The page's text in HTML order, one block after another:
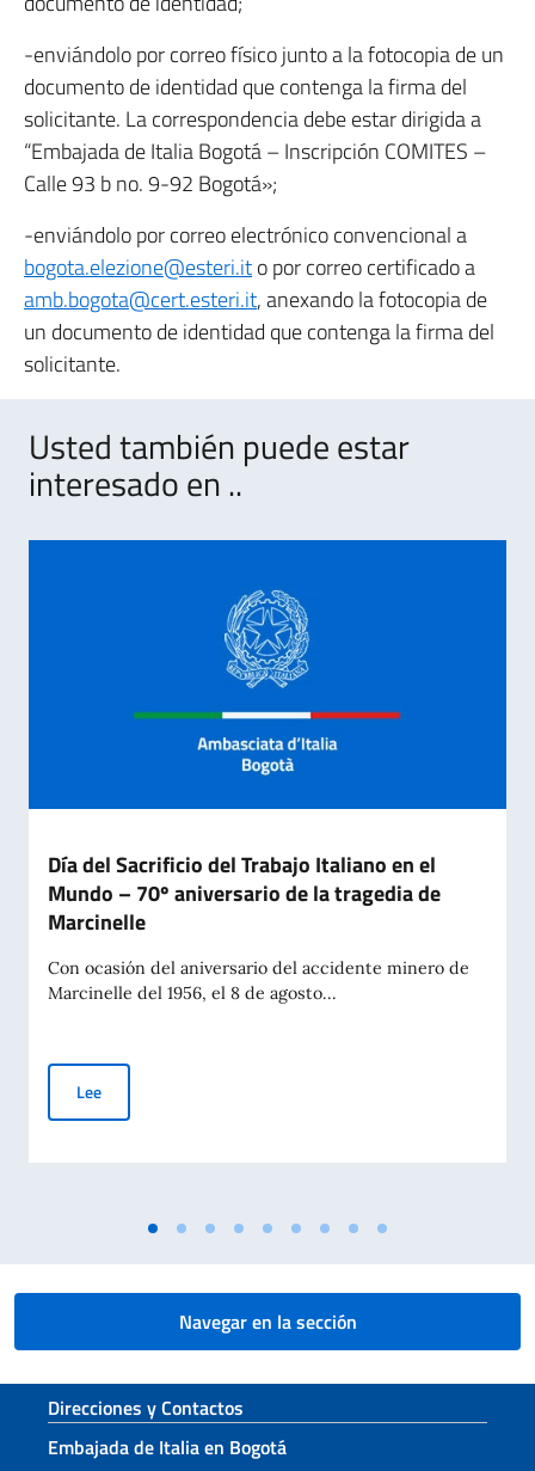
-enviándolo por correo físico junto a la fotocopia de un
documento de identidad que contenga la firma del
solicitante. La correspondencia debe estar dirigida a
“Embajada de Italia Bogotá – Inscripción COMITES –
Calle 93 b no. 9-92 Bogotá»;
-enviándolo por correo electrónico convencional a
bogota.elezione@esteri.ito por correo certificado a
amb.bogota@cert.esteri.it, anexando la fotocopia de
un documento de identidad que contenga la firma del
solicitante.
Usted también puede estar
interesado en ..
Día del Sacrificio del Trabajo Italiano en el
Mundo – 70º aniversario de la tragedia de
Marcinelle
Con ocasión del aniversario del accidente minero de
Marcinelle del 1956, el 8 de agosto...
LeeDía del Sacrificio del Trabajo Italiano en el Mundo – 70º
Navegar en la sección
Sezione footer
Direcciones y Contactos
Embajada de Italia en Bogotá